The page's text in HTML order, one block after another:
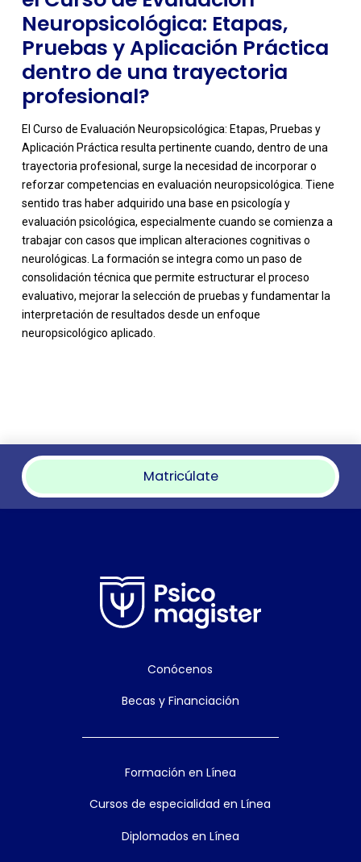
Neuropsicológica: Etapas,
Pruebas y Aplicación Práctica
dentro de una trayectoria
profesional?
El Curso de Evaluación Neuropsicológica: Etapas, Pruebas y
Aplicación Práctica resulta pertinente cuando, dentro de una
trayectoria profesional, surge la necesidad de incorporar o
reforzar competencias en evaluación neuropsicológica. Tiene
sentido tras haber adquirido una base en psicología y
evaluación psicológica, especialmente cuando se comienza a
trabajar con casos que implican alteraciones cognitivas o
neurológicas. La formación se integra como un paso de
consolidación técnica que permite estructurar el proceso
evaluativo, mejorar la selección de pruebas y fundamentar la
interpretación de resultados desde un enfoque
neuropsicológico aplicado.
Matricúlate
Conócenos
Becas y Financiación
Formación en Línea
Cursos de especialidad en Línea
Diplomados en Línea